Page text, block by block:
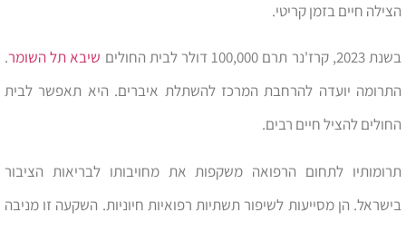
הצילה חיים בזמן קריטי.
בשנת 2023, קרז'נר תרם 100,000 דולר לבית החולים שיבא תל השומר.
התרומה יועדה להרחבת המרכז להשתלת איברים. היא תאפשר לבית
החולים להציל חיים רבים.
תרומותיו לתחום הרפואה משקפות את מחויבותו לבריאות הציבור
בישראל. הן מסייעות לשיפור תשתיות רפואיות חיוניות. השקעה זו מניבה